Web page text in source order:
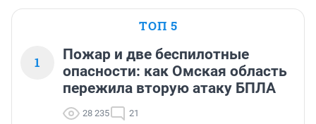
ТОП 5
1
Пожар и две беспилотные
опасности: как Омская область
пережила вторую атаку БПЛА
28 235 21